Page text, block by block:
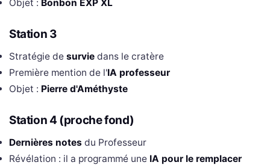
Objet : Bonbon EXP XL
Station 3
Stratégie de survie dans le cratère
Première mention de l'IA professeur
Objet : Pierre d'Améthyste
Station 4 (proche fond)
Dernières notes du Professeur
Révélation : il a programmé une IA pour le remplacer